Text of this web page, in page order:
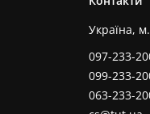
Україна,
097-233-
099-233-
063-233-